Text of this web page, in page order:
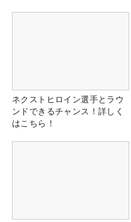
ネクストヒロイン選手とラウ
ンドできるチャンス！詳しく
はこちら！